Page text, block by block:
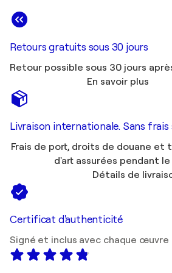
Retours gratuits sous 30 jours
Retour possible sous 30 jours
En savoir plus
Livraison internationale. Sans
Frais de port, droits de douane et
d'art assurées pendant
Détails de
Certificat d'authenticité
Signé et inclus avec chaque œuvre